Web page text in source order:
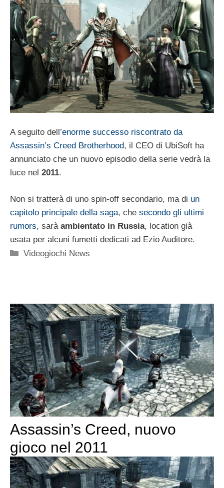
A seguito dell’enorme successo riscontrato da
Assassin’s Creed Brotherhood, il CEO di UbiSoft ha
annunciato che un nuovo episodio della serie vedrà la
luce nel 2011.
Non si tratterà di uno spin-off secondario, ma di un
capitolo principale della saga, che secondo gli ultimi
rumors, sarà ambientato in Russia, location già
usata per alcuni fumetti dedicati ad Ezio Auditore.
Categorie
Videogiochi News
Assassin’s Creed, nuovo
gioco nel 2011